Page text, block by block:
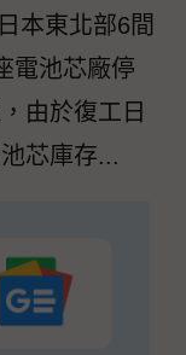
本東北部6間
電池芯廠停
由於復工日
芯庫存...